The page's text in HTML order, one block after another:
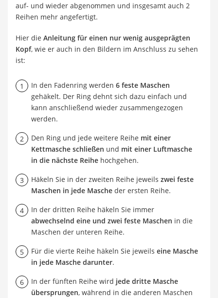
auf- und wieder abgenommen und insgesamt auch 2
Reihen mehr angefertigt.
Hier die Anleitung für einen nur wenig ausgeprägten
Kopf, wie er auch in den Bildern im Anschluss zu sehen
ist:
In den Fadenring werden 6 feste Maschen
gehäkelt. Der Ring dehnt sich dazu einfach und
kann anschließend wieder zusammengezogen
werden.
Den Ring und jede weitere Reihe mit einer
Kettmasche schließen und mit einer Luftmasche
in die nächste Reihe hochgehen.
Häkeln Sie in der zweiten Reihe jeweils zwei feste
Maschen in jede Masche der ersten Reihe.
In der dritten Reihe häkeln Sie immer
abwechselnd eine und zwei feste Maschen in die
Maschen der unteren Reihe.
Für die vierte Reihe häkeln Sie jeweils eine Masche
in jede Masche darunter.
In der fünften Reihe wird jede dritte Masche
übersprungen, während in die anderen Maschen